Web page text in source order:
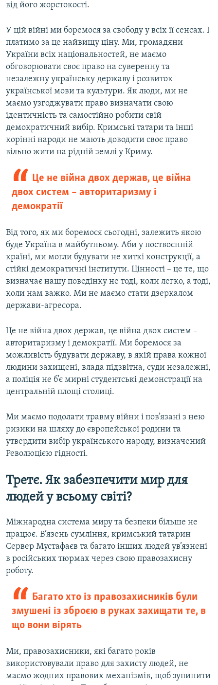
від його жорстокості.
У цій війні ми боремося за свободу у всіх її сенсах. І
платимо за це найвищу ціну. Ми, громадяни
України всіх національностей, не маємо
обговорювати своє право на суверенну та
незалежну українську державу і розвиток
української мови та культури. Як люди, ми не
маємо узгоджувати право визначати свою
ідентичність та самостійно робити свій
демократичний вибір. Кримські татари та інші
корінні народи не мають доводити своє право
вільно жити на рідній землі у Криму.
Це не війна двох держав, це війна
двох систем – авторитаризму і
демократії
Від того, як ми боремося сьогодні, залежить якою
буде Україна в майбутньому. Аби у поствоєнній
країні, ми могли будувати не хиткі конструкції, а
стійкі демократичні інститути. Цінності – це те, що
визначає нашу поведінку не тоді, коли легко, а тоді,
коли нам важко. Ми не маємо стати дзеркалом
держави-агресора.
Це не війна двох держав, це війна двох систем –
авторитаризму і демократії. Ми боремося за
можливість будувати державу, в якій права кожної
людини захищені, влада підзвітна, суди незалежні,
а поліція не б’є мирні студентські демонстрації на
центральній площі столиці.
Ми маємо подолати травму війни і пов’язані з нею
ризики на шляху до європейської родини та
утвердити вибір українського народу, визначений
Революцією гідності.
Третє. Як забезпечити мир для
людей у всьому світі?
Міжнародна система миру та безпеки більше не
працює. В’язень сумління, кримський татарин
Сервер Мустафаєв та багато інших людей ув’язнені
в російських тюрмах через свою правозахисну
роботу.
Багато хто із правозахисників були
змушені із зброєю в руках захищати те, в
що вони вірять
Ми, правозахисники, які багато років
використовували право для захисту людей, не
маємо жодних правових механізмів, щоб зупинити